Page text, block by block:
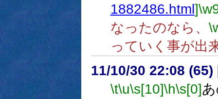
1882486.html]
なったのなら、
っていく事が出
11/10/30 22:08 (65)
\t\u\s[10]\h\s[0]